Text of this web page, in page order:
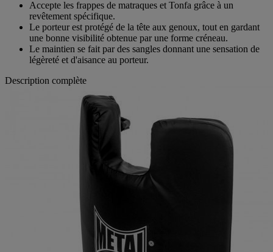
Accepte les frappes de matraques et Tonfa grâce à un
revêtement spécifique.
Le porteur est protégé de la tête aux genoux, tout en gardant
une bonne visibilité obtenue par une forme créneau.
Le maintien se fait par des sangles donnant une sensation de
légèreté et d'aisance au porteur.
Description complète